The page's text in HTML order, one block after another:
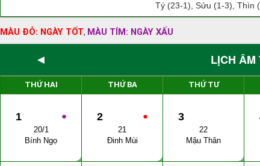
Tý (23-1), Sửu (1-3), Thìn
MÀU ĐỎ: NGÀY TỐT, MÀU TÍM: NGÀY XẤU
◄ LỊCH ÂM
THỨ HAI THỨ BA THỨ TƯ
●
1
20/1
Bính Ngọ
●
2
21
Đinh Mùi
3
22
Mậu Thân